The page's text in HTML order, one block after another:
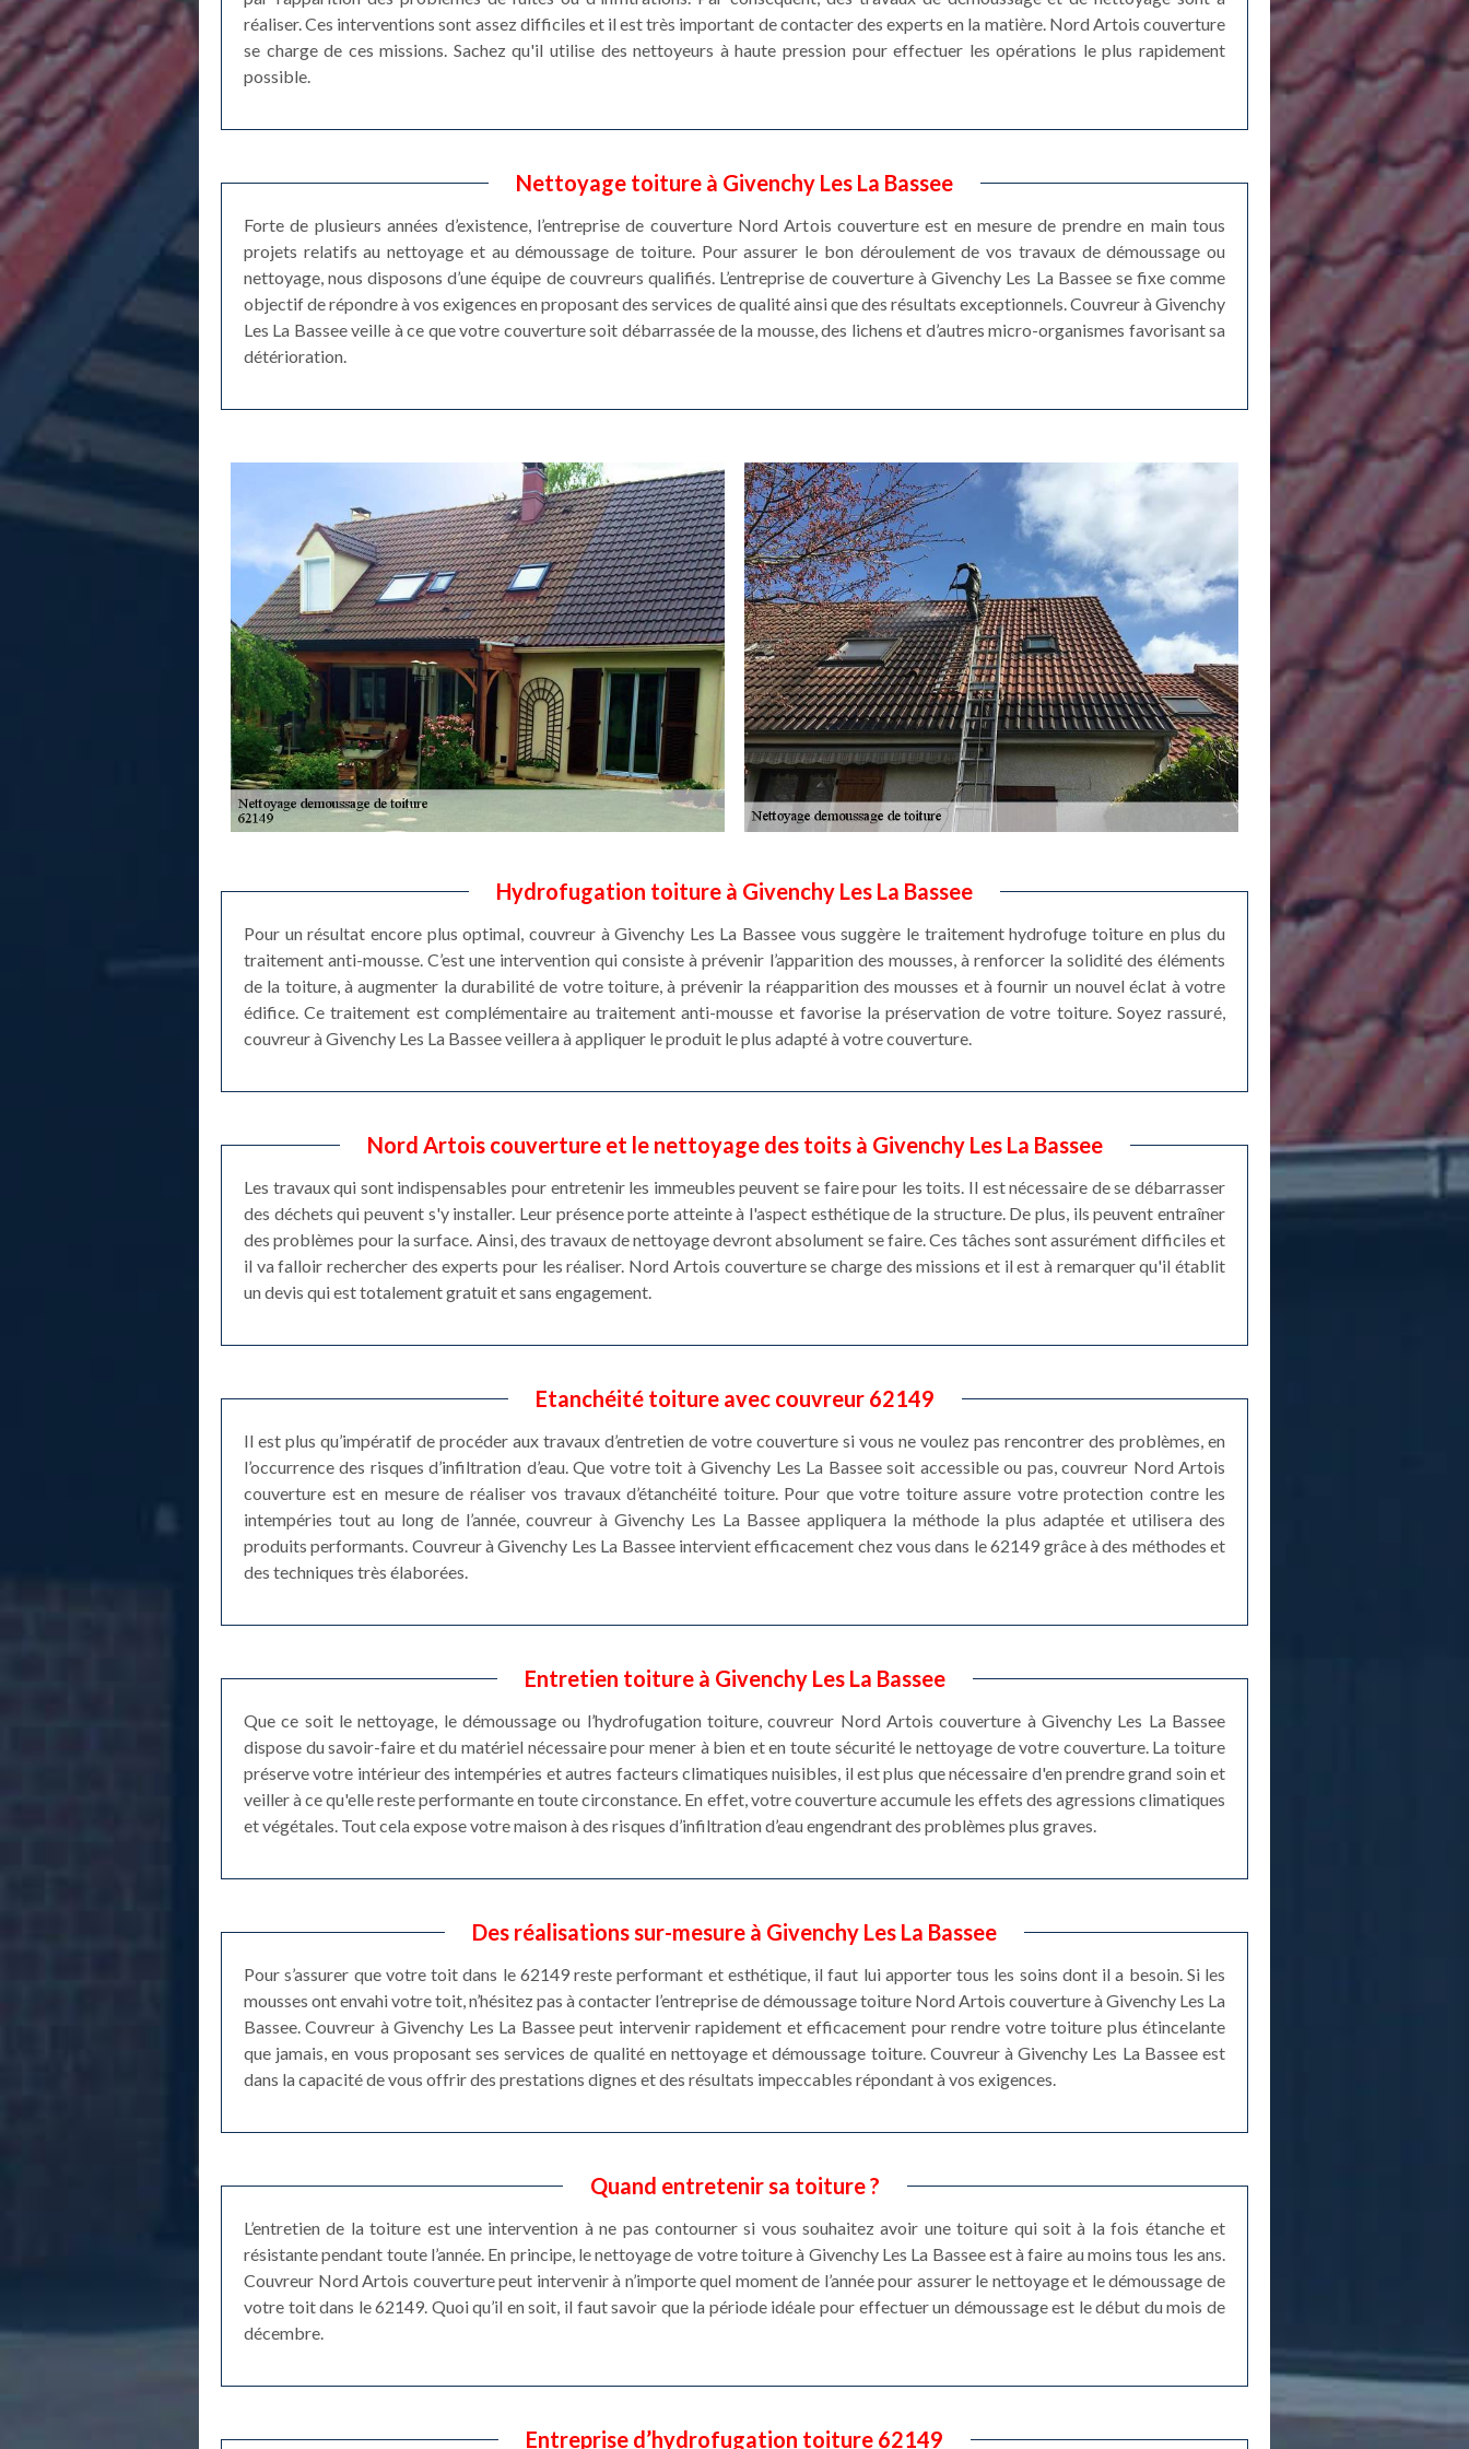
réaliser. Ces interventions sont assez difficiles et il est très important de contacter des experts en la matière. Nord Artois couverture
se charge de ces missions. Sachez qu'il utilise des nettoyeurs à haute pression pour effectuer les opérations le plus rapidement
possible.
Nettoyage toiture à Givenchy Les La Bassee
Forte de plusieurs années d’existence, l’entreprise de couverture Nord Artois couverture est en mesure de prendre en main tous
projets relatifs au nettoyage et au démoussage de toiture. Pour assurer le bon déroulement de vos travaux de démoussage ou
nettoyage, nous disposons d’une équipe de couvreurs qualifiés. L’entreprise de couverture à Givenchy Les La Bassee se fixe comme
objectif de répondre à vos exigences en proposant des services de qualité ainsi que des résultats exceptionnels. Couvreur à Givenchy
Les La Bassee veille à ce que votre couverture soit débarrassée de la mousse, des lichens et d’autres micro-organismes favorisant sa
détérioration.
Hydrofugation toiture à Givenchy Les La Bassee
Pour un résultat encore plus optimal, couvreur à Givenchy Les La Bassee vous suggère le traitement hydrofuge toiture en plus du
traitement anti-mousse. C’est une intervention qui consiste à prévenir l’apparition des mousses, à renforcer la solidité des éléments
de la toiture, à augmenter la durabilité de votre toiture, à prévenir la réapparition des mousses et à fournir un nouvel éclat à votre
édifice. Ce traitement est complémentaire au traitement anti-mousse et favorise la préservation de votre toiture. Soyez rassuré,
couvreur à Givenchy Les La Bassee veillera à appliquer le produit le plus adapté à votre couverture.
Nord Artois couverture et le nettoyage des toits à Givenchy Les La Bassee
Les travaux qui sont indispensables pour entretenir les immeubles peuvent se faire pour les toits. Il est nécessaire de se débarrasser
des déchets qui peuvent s'y installer. Leur présence porte atteinte à l'aspect esthétique de la structure. De plus, ils peuvent entraîner
des problèmes pour la surface. Ainsi, des travaux de nettoyage devront absolument se faire. Ces tâches sont assurément difficiles et
il va falloir rechercher des experts pour les réaliser. Nord Artois couverture se charge des missions et il est à remarquer qu'il établit
un devis qui est totalement gratuit et sans engagement.
Etanchéité toiture avec couvreur 62149
Il est plus qu’impératif de procéder aux travaux d’entretien de votre couverture si vous ne voulez pas rencontrer des problèmes, en
l’occurrence des risques d’infiltration d’eau. Que votre toit à Givenchy Les La Bassee soit accessible ou pas, couvreur Nord Artois
couverture est en mesure de réaliser vos travaux d’étanchéité toiture. Pour que votre toiture assure votre protection contre les
intempéries tout au long de l’année, couvreur à Givenchy Les La Bassee appliquera la méthode la plus adaptée et utilisera des
produits performants. Couvreur à Givenchy Les La Bassee intervient efficacement chez vous dans le 62149 grâce à des méthodes et
des techniques très élaborées.
Entretien toiture à Givenchy Les La Bassee
Que ce soit le nettoyage, le démoussage ou l’hydrofugation toiture, couvreur Nord Artois couverture à Givenchy Les La Bassee
dispose du savoir-faire et du matériel nécessaire pour mener à bien et en toute sécurité le nettoyage de votre couverture. La toiture
préserve votre intérieur des intempéries et autres facteurs climatiques nuisibles, il est plus que nécessaire d'en prendre grand soin et
veiller à ce qu'elle reste performante en toute circonstance. En effet, votre couverture accumule les effets des agressions climatiques
et végétales. Tout cela expose votre maison à des risques d’infiltration d’eau engendrant des problèmes plus graves.
Des réalisations sur-mesure à Givenchy Les La Bassee
Pour s’assurer que votre toit dans le 62149 reste performant et esthétique, il faut lui apporter tous les soins dont il a besoin. Si les
mousses ont envahi votre toit, n’hésitez pas à contacter l’entreprise de démoussage toiture Nord Artois couverture à Givenchy Les La
Bassee. Couvreur à Givenchy Les La Bassee peut intervenir rapidement et efficacement pour rendre votre toiture plus étincelante
que jamais, en vous proposant ses services de qualité en nettoyage et démoussage toiture. Couvreur à Givenchy Les La Bassee est
dans la capacité de vous offrir des prestations dignes et des résultats impeccables répondant à vos exigences.
Quand entretenir sa toiture ?
L’entretien de la toiture est une intervention à ne pas contourner si vous souhaitez avoir une toiture qui soit à la fois étanche et
résistante pendant toute l’année. En principe, le nettoyage de votre toiture à Givenchy Les La Bassee est à faire au moins tous les ans.
Couvreur Nord Artois couverture peut intervenir à n’importe quel moment de l’année pour assurer le nettoyage et le démoussage de
votre toit dans le 62149. Quoi qu’il en soit, il faut savoir que la période idéale pour effectuer un démoussage est le début du mois de
décembre.
Entreprise d’hydrofugation toiture 62149